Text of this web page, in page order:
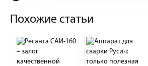
Похожие статьи